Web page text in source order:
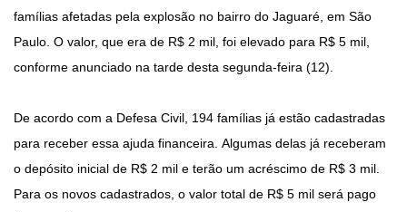
famílias afetadas pela explosão no bairro do Jaguaré, em São
Paulo. O valor, que era de R$ 2 mil, foi elevado para R$ 5 mil,
conforme anunciado na tarde desta segunda-feira (12).
De acordo com a Defesa Civil, 194 famílias já estão cadastradas
para receber essa ajuda financeira. Algumas delas já receberam
o depósito inicial de R$ 2 mil e terão um acréscimo de R$ 3 mil.
Para os novos cadastrados, o valor total de R$ 5 mil será pago